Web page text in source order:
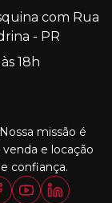
com Rua
- PR
18h
missão é
e locação
confiança.